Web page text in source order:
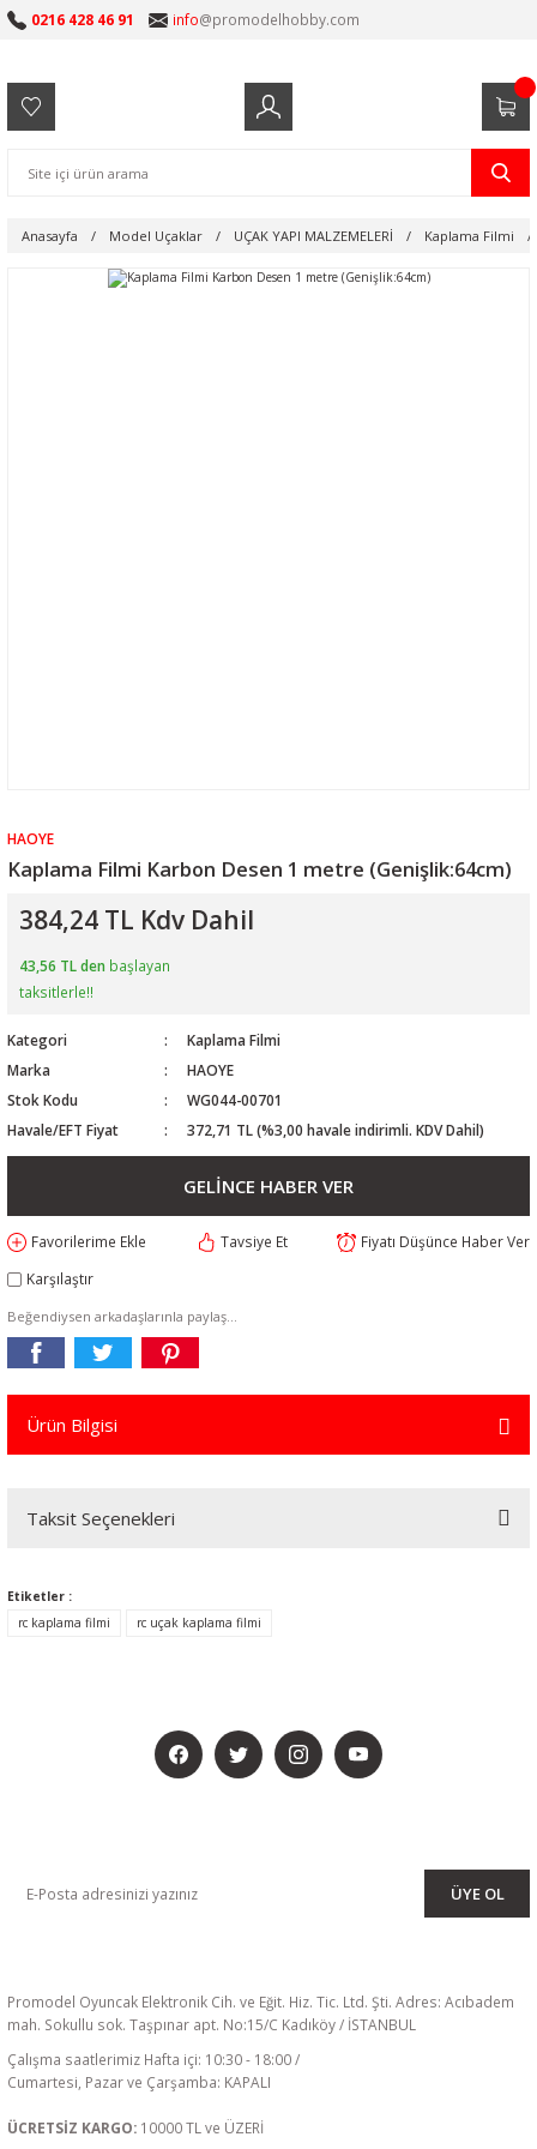
0216 428 46 91 info@promodelhobby.com
Anasayfa Model Uçaklar UÇAK YAPI MALZEMELERİ Kaplama Filmi
HAOYE
Kaplama Filmi Karbon Desen 1 metre (Genişlik:64cm)
384,24 TL Kdv Dahil
43,56 TL den başlayan
taksitlerle!!
Kategori
Kaplama Filmi
Marka
HAOYE
Stok Kodu
WG044-00701
Havale/EFT Fiyat
372,71 TL (%3,00 havale indirimli. KDV Dahil)
GELİNCE HABER VER
Tavsiye Et
Fiyatı Düşünce Haber Ver
Karşılaştır
Beğendiysen arkadaşlarınla paylaş...
Ürün Bilgisi
Taksit Seçenekleri
Etiketler :
rc kaplama filmi
rc uçak kaplama filmi
ÜYE OL
Promodel Oyuncak Elektronik Cih. ve Eğit. Hiz. Tic. Ltd. Şti. Adres: Acıbadem
mah. Sokullu sok. Taşpınar apt. No:15/C Kadıköy / İSTANBUL
Çalışma saatlerimiz Hafta içi: 10:30 - 18:00 /
Cumartesi, Pazar ve Çarşamba: KAPALI
ÜCRETSİZ KARGO: 10000 TL ve ÜZERİ